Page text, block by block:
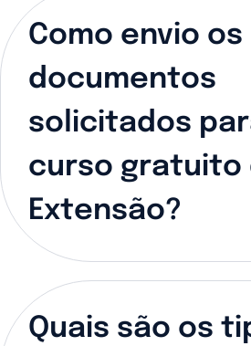
Como envio os
documentos
solicitados
curso gratuito
Extensão?
Quais são os